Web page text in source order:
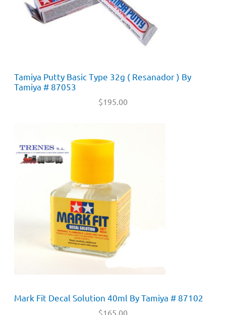
Tamiya Putty Basic Type 32g ( Resanador ) By
Tamiya # 87053
$195.00
Mark Fit Decal Solution 40ml By Tamiya # 87102
$165.00